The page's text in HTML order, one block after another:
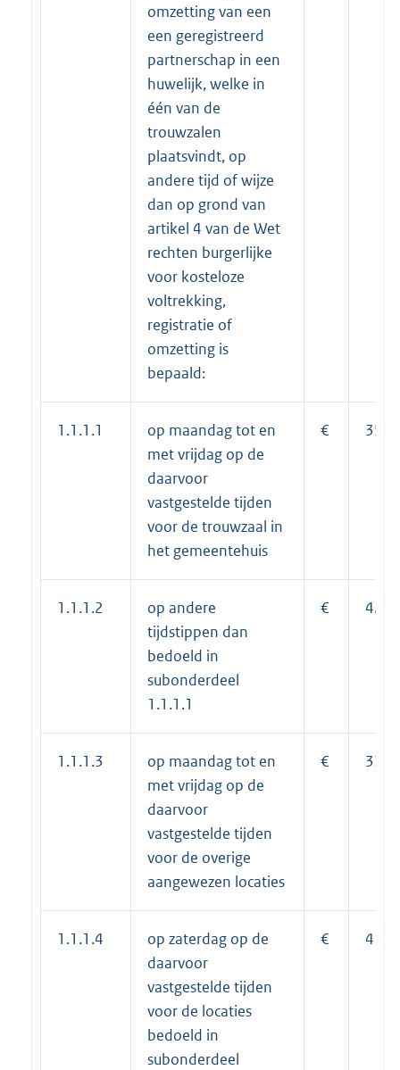
omzetting van een
een geregistreerd
partnerschap in een
huwelijk, welke in
één van de
trouwzalen
plaatsvindt, op
andere tijd of wijze
dan op grond van
artikel 4 van de Wet
rechten burgerlijke
voor kosteloze
voltrekking,
registratie of
omzetting is
bepaald:
1.1.1.1
op maandag tot en
met vrijdag op de
daarvoor
vastgestelde tijden
voor de trouwzaal in
het gemeentehuis
€
1.1.1.2
op andere
tijdstippen dan
bedoeld in
subonderdeel
1.1.1.1
€
1.1.1.3
op maandag tot en
met vrijdag op de
daarvoor
vastgestelde tijden
voor de overige
aangewezen locaties
€
1.1.1.4
op zaterdag op de
daarvoor
vastgestelde tijden
voor de locaties
bedoeld in
subonderdeel
€